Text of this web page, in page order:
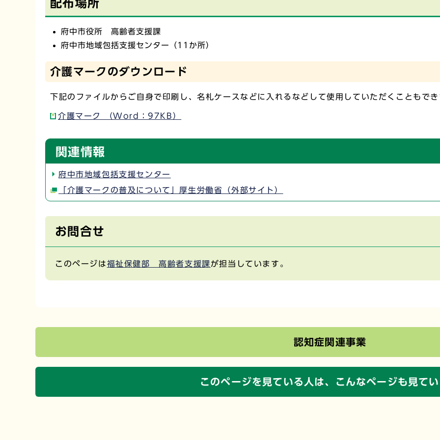
配布場所
府中市役所 高齢者支援課
府中市地域包括支援センター（11か所）
介護マークのダウンロード
下記のファイルからご自身で印刷し、名札ケースなどに入れるなどして使用していただくこともで
介護マーク （Word：97KB）
関連情報
府中市地域包括支援センター
「介護マークの普及について」厚生労働省（外部サイト）
お問合せ
このページは福祉保健部 高齢者支援課が担当しています。
認知症関連事業
このページを見ている人は、 こんなページも見て